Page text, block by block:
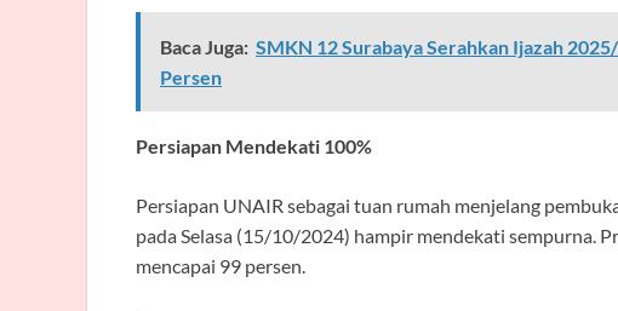
Baca Juga: SMKN 12 Surabaya Serahkan Ijazah
Persen
Persiapan Mendekati 100%
Persiapan UNAIR sebagai tuan rumah menjelang
pada Selasa (15/10/2024) hampir mendekati sempurna.
mencapai 99 persen.